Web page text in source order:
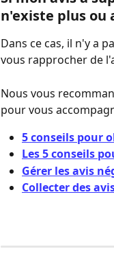
n'existe plus ou
Dans ce cas, il n'y a
vous rapprocher de
Nous vous
pour vous
5 conseils pour
Les 5 conseils
Gérer les avis
Collecter des